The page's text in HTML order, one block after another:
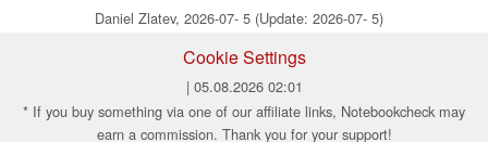
Daniel Zlatev, 2026-07- 5 (Update: 2026-07- 5)
Cookie Settings
| 05.08.2026 02:01
* If you buy something via one of our affiliate links, Notebookcheck may
earn a commission. Thank you for your support!